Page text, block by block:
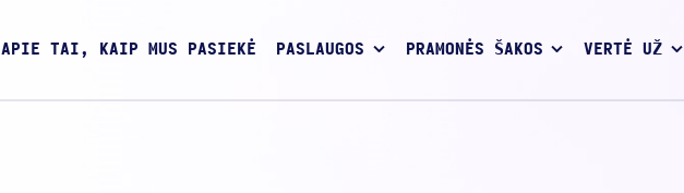
APIE TAI, KAIP MUS PASIEKĖ PASLAUGOS PRAMONĖS ŠAKOS VERTĖ UŽ